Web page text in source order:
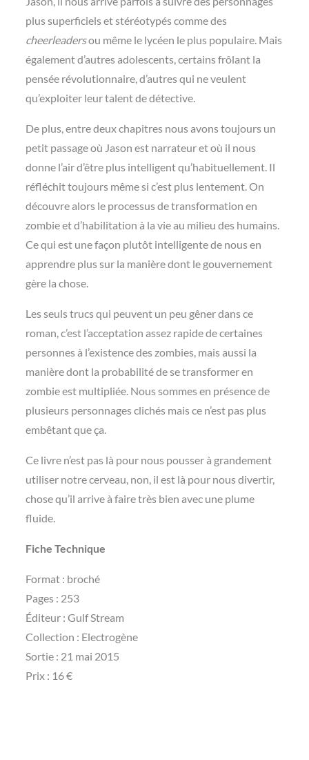
plus superficiels et stéréotypés comme des
cheerleadersou même le lycéen le plus populaire. Mais
également d’autres adolescents, certains frôlant la
pensée révolutionnaire, d’autres qui ne veulent
qu’exploiter leur talent de détective.
De plus, entre deux chapitres nous avons toujours un
petit passage où Jason est narrateur et où il nous
donne l’air d’être plus intelligent qu’habituellement. Il
réfléchit toujours même si c’est plus lentement. On
découvre alors le processus de transformation en
zombie et d’habilitation à la vie au milieu des humains.
Ce qui est une façon plutôt intelligente de nous en
apprendre plus sur la manière dont le gouvernement
gère la chose.
Les seuls trucs qui peuvent un peu gêner dans ce
roman, c’est l’acceptation assez rapide de certaines
personnes à l’existence des zombies, mais aussi la
manière dont la probabilité de se transformer en
zombie est multipliée. Nous sommes en présence de
plusieurs personnages clichés mais ce n’est pas plus
embêtant que ça.
Ce livre n’est pas là pour nous pousser à grandement
utiliser notre cerveau, non, il est là pour nous divertir,
chose qu’il arrive à faire très bien avec une plume
fluide.
Fiche Technique
Format : broché
Pages : 253
Éditeur : Gulf Stream
Collection : Electrogène
Sortie : 21 mai 2015
Prix : 16 €